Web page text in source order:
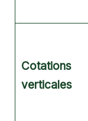
Cotations
verticales